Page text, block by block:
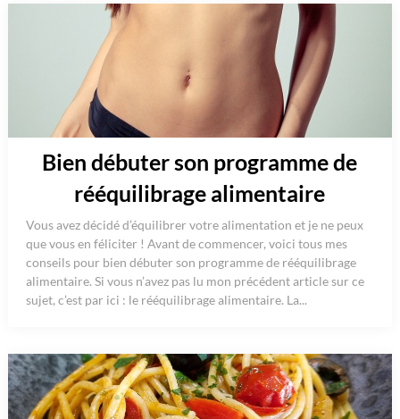
Bien débuter son programme de
rééquilibrage alimentaire
Vous avez décidé d’équilibrer votre alimentation et je ne peux
que vous en féliciter ! Avant de commencer, voici tous mes
conseils pour bien débuter son programme de rééquilibrage
alimentaire. Si vous n’avez pas lu mon précédent article sur ce
sujet, c’est par ici : le rééquilibrage alimentaire. La...